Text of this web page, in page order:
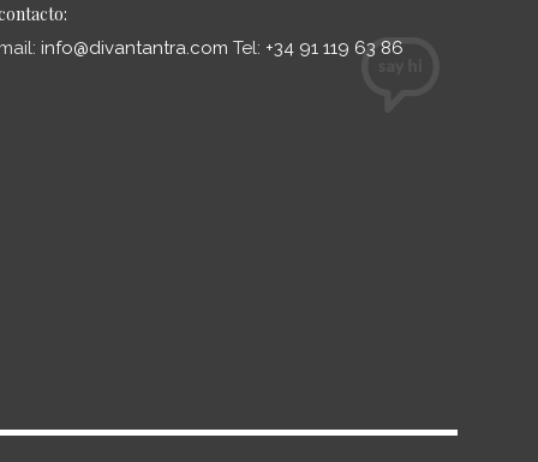
info@divantantra.com Tel: +34 91 119 63 86